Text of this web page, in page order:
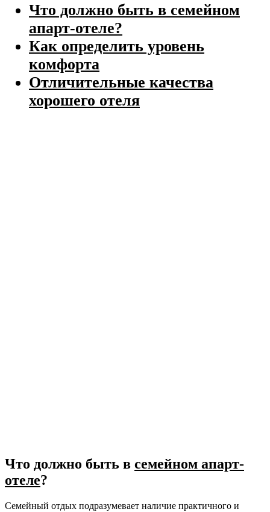
Что должно быть в семейном
апарт-отеле?
Как определить уровень
комфорта
Отличительные качества
хорошего отеля
Что должно быть в семейном апарт-
отеле?
Семейный отдых подразумевает наличие практичного и